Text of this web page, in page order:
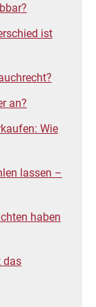
ist
an?
Wie
lassen –
haben
das